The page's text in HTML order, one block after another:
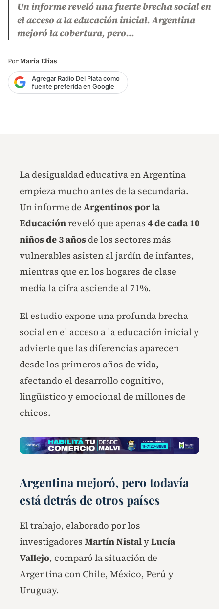
Un informe reveló una fuerte brecha social en
el acceso a la educación inicial. Argentina
mejoró la cobertura, pero…
PorMaría Elías
Agregar Radio Del Plata como
fuente preferida en Google
La desigualdad educativa en Argentina
empieza mucho antes de la secundaria.
Un informe de Argentinos por la
Educaciónreveló que apenas 4 de cada 10
niños de 3 años de los sectores más
vulnerables asisten al jardín de infantes,
mientras que en los hogares de clase
media la cifra asciende al 71%.
El estudio expone una profunda brecha
social en el acceso a la educación inicial y
advierte que las diferencias aparecen
desde los primeros años de vida,
afectando el desarrollo cognitivo,
lingüístico y emocional de millones de
chicos.
Argentina mejoró, pero todavía
está detrás de otros países
El trabajo, elaborado por los
investigadores Martín NistalyLucía
Vallejo, comparó la situación de
Argentina con Chile, México, Perú y
Uruguay.